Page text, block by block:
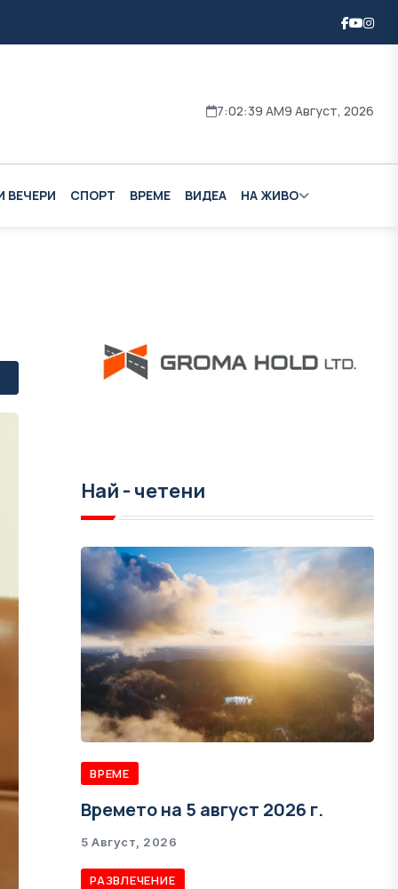
7:02:40 AM9 Август, 2026
ВЕЧЕРИ СПОРТ ВРЕМЕ ВИДЕА НА ЖИВО
Най - четени
ВРЕМЕ
Времето на 5 август 2026 г.
5 Август, 2026
РАЗВЛЕЧЕНИЕ